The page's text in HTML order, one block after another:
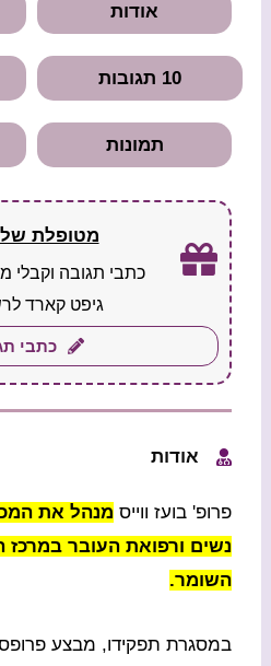
אודות
10 תגובות
תמונות
מטופלת של
גיפט קארד
כתבי
אודות
פרופ' בועז ווייס מנהל את
נשים ורפואת העובר במרכז
השומר.
במסגרת תפקידו, מבצע